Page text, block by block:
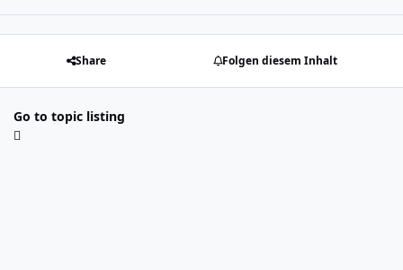
Share Folgen diesem Inhalt
Go to topic listing